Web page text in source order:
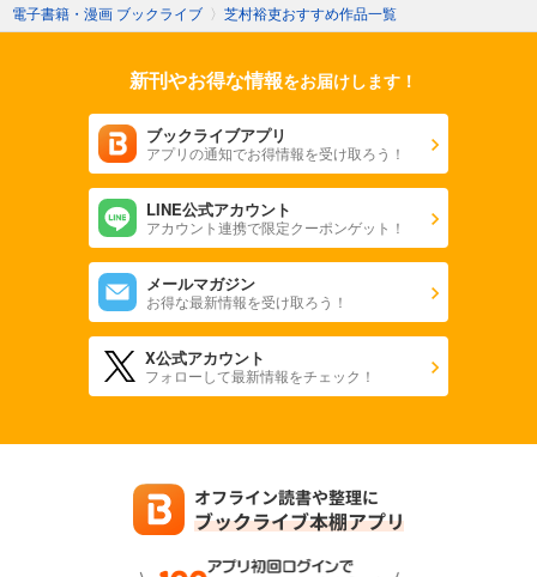
電子書籍・漫画 ブックライブ 〉 芝村裕吏おすすめ作品一覧
新刊やお得な情報をお届けします！
ブックライブアプリ
アプリの通知でお得情報を受け取ろう！
LINE公式アカウント
アカウント連携で限定クーポンゲット！
メールマガジン
お得な最新情報を受け取ろう！
X公式アカウント
フォローして最新情報をチェック！